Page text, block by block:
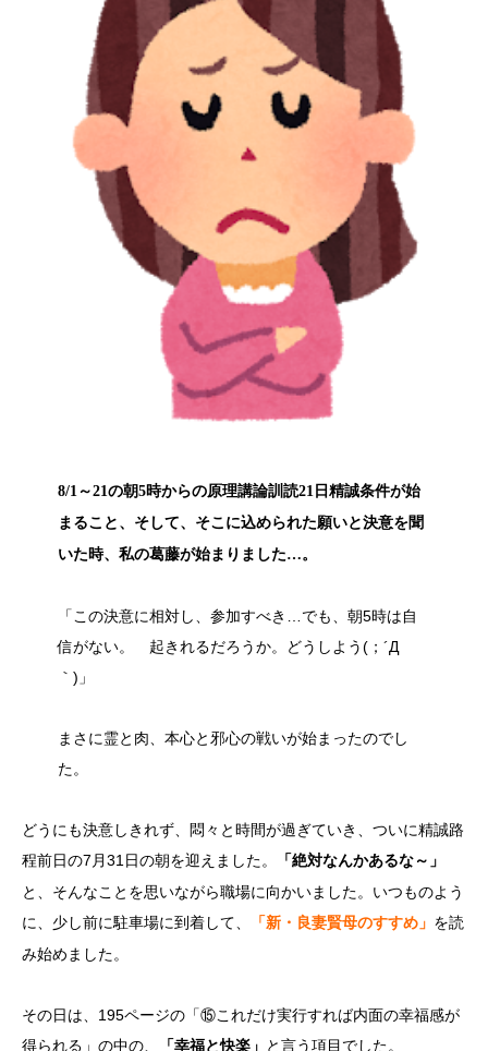
8/1～21の朝5時からの原理講論訓読21日精誠条件が始
まること、そして、そこに込められた願いと決意を聞
いた時、私の葛藤が始まりました…。
「この決意に相対し、参加すべき…でも、朝5時は自
信がない。 起きれるだろうか。どうしよう(；´Д
｀)」
まさに霊と肉、本心と邪心の戦いが始まったのでし
た。
どうにも決意しきれず、悶々と時間が過ぎていき、ついに精誠路
程前日の7月31日の朝を迎えました。
「絶対なんかあるな～」
と、そんなことを思いながら職場に向かいました。いつものよう
に、少し前に駐車場に到着して、
「新・良妻賢母のすすめ」 を読
み始めました。
その日は、195ページの「⑮これだけ実行すれば内面の幸福感が
得られる」の中の、
「幸福と快楽」 と言う項目でした。